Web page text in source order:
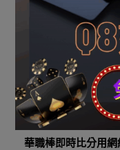
疑似食品中毒事宜
供應，轉載請注明出
http://
助！
2023-
09-
22
Previous Post:
玩
華職棒即時比分用